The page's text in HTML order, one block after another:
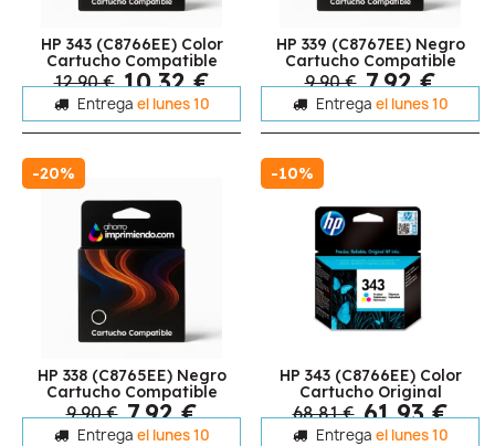
HP 343 (C8766EE) Color
Cartucho Compatible
12,90 € 10,32 €
Entrega el lunes 10
HP 339 (C8767EE) Negro
Cartucho Compatible
9,90 € 7,92 €
Entrega el lunes 10
-20%
HP 338 (C8765EE) Negro
Cartucho Compatible
9,90 € 7,92 €
Entrega el lunes 10
-10%
HP 343 (C8766EE) Color
Cartucho Original
68,81 € 61,93 €
Entrega el lunes 10